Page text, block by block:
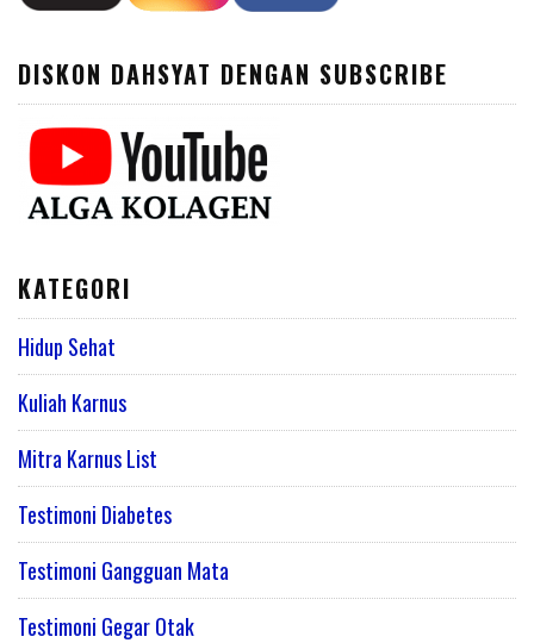
DISKON DAHSYAT DENGAN SUBSCRIBE
KATEGORI
Hidup Sehat
Kuliah Karnus
Mitra Karnus List
Testimoni Diabetes
Testimoni Gangguan Mata
Testimoni Gegar Otak